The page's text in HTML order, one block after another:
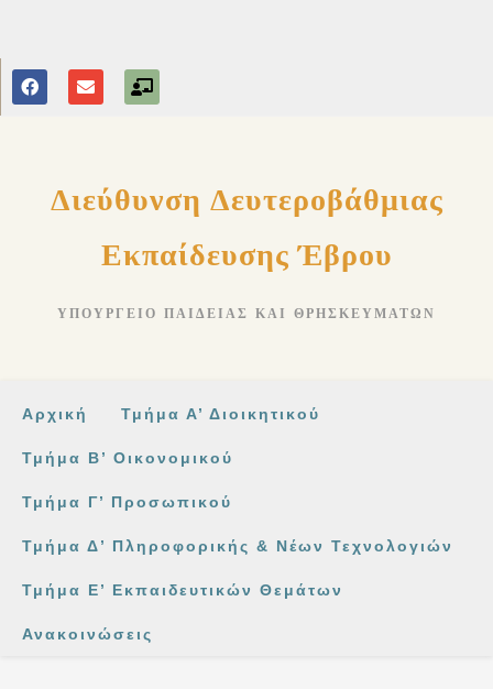
Διεύθυνση Δευτεροβάθμιας
Εκπαίδευσης Έβρου
ΥΠΟΥΡΓΕΊΟ ΠΑΙΔΕΊΑΣ ΚΑΙ ΘΡΗΣΚΕΥΜΆΤΩΝ
Αρχική Τμήμα Α’ Διοικητικού
Τμήμα Β’ Οικονομικού
Τμήμα Γ’ Προσωπικού
Τμήμα Δ’ Πληροφορικής & Νέων Τεχνολογιών
Τμήμα Ε’ Εκπαιδευτικών Θεμάτων
Ανακοινώσεις